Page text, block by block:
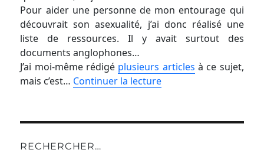
Pour aider une personne de mon entourage qui
découvrait son asexualité, j’ai donc réalisé une
liste de ressources. Il y avait surtout des
documents anglophones…
J’ai moi-même rédigé plusieurs articles à ce sujet,
mais c’est… Continuer la lecture
RECHERCHER…